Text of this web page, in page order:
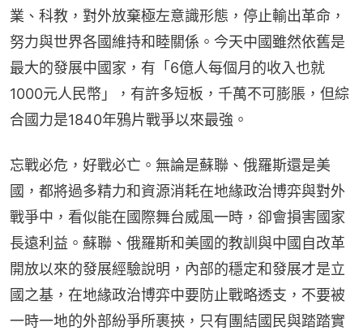
業、科教，對外放棄極左意識形態，停止輸出革命，
努力與世界各國維持和睦關係。今天中國雖然依舊是
最大的發展中國家，有「6億人每個月的收入也就
1000元人民幣」，有許多短板，千萬不可膨脹，但綜
合國力是1840年鴉片戰爭以來最強。
忘戰必危，好戰必亡。無論是蘇聯、俄羅斯還是美
國，都將過多精力和資源消耗在地緣政治博弈與對外
戰爭中，看似能在國際舞台威風一時，卻會損害國家
長遠利益。蘇聯、俄羅斯和美國的教訓與中國自改革
開放以來的發展經驗說明，內部的穩定和發展才是立
國之基，在地緣政治博弈中要防止戰略透支，不要被
一時一地的外部紛爭所裹挾，只有團結國民與踏踏實